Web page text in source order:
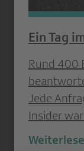
Ein Tag
Rund 400
Jede
Insider